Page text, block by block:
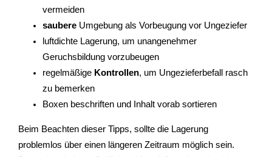
vermeiden
saubere Umgebung als Vorbeugung vor Ungeziefer
luftdichte Lagerung, um unangenehmer
Geruchsbildung vorzubeugen
regelmäßige Kontrollen, um Ungezieferbefall rasch
zu bemerken
Boxen beschriften und Inhalt vorab sortieren
Beim Beachten dieser Tipps, sollte die Lagerung
problemlos über einen längeren Zeitraum möglich sein.